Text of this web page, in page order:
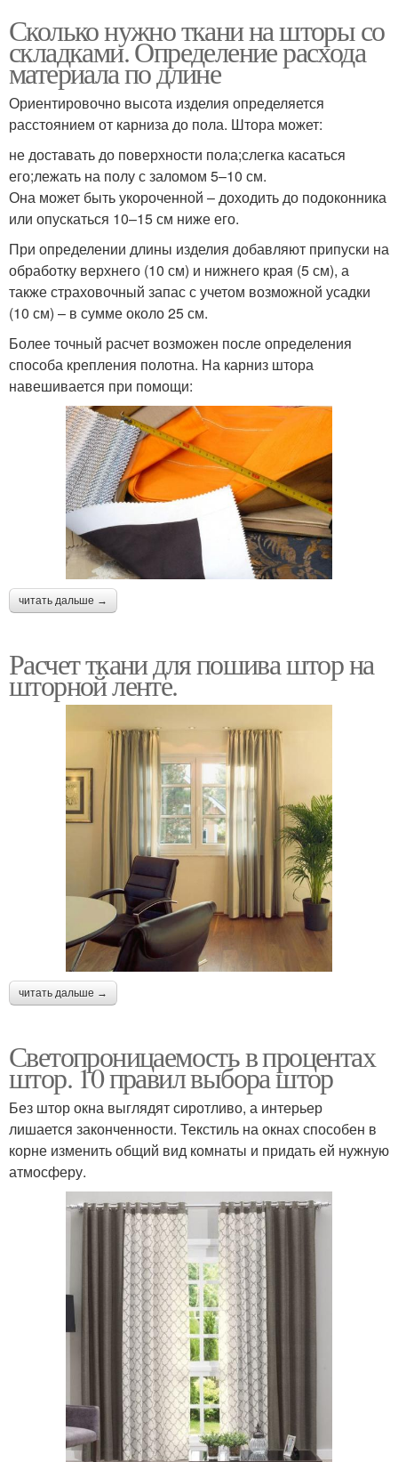
Сколько нужно ткани на шторы со
складками. Определение расхода
материала по длине
Ориентировочно высота изделия определяется
расстоянием от карниза до пола. Штора может:
не доставать до поверхности пола;слегка касаться
его;лежать на полу с заломом 5–10 см.
Она может быть укороченной – доходить до подоконника
или опускаться 10–15 см ниже его.
При определении длины изделия добавляют припуски на
обработку верхнего (10 см) и нижнего края (5 см), а
также страховочный запас с учетом возможной усадки
(10 см) – в сумме около 25 см.
Более точный расчет возможен после определения
способа крепления полотна. На карниз штора
навешивается при помощи:
читать дальше →
Расчет ткани для пошива штор на
шторной ленте.
читать дальше →
Светопроницаемость в процентах
штор. 10 правил выбора штор
Без штор окна выглядят сиротливо, а интерьер
лишается законченности. Текстиль на окнах способен в
корне изменить общий вид комнаты и придать ей нужную
атмосферу.